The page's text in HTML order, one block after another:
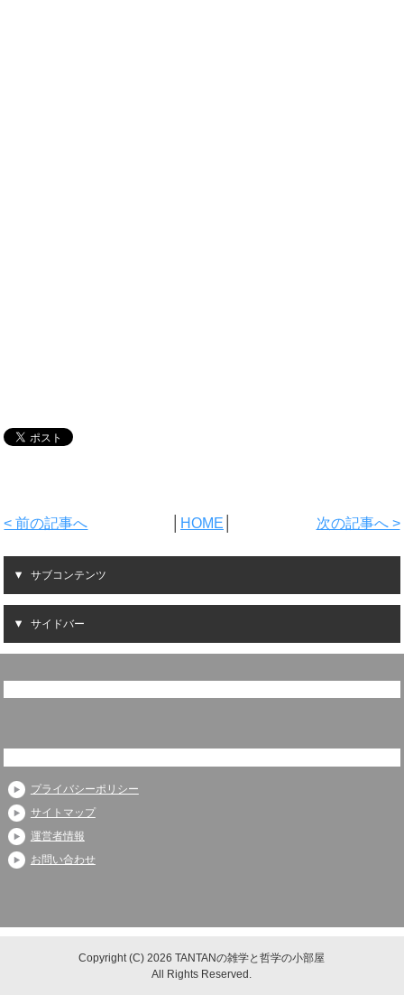
< 前の記事へ HOME 次の記事へ >
サブコンテンツ
サイドバー
プライバシーポリシー
サイトマップ
運営者情報
お問い合わせ
Copyright (C) 2026 TANTANの雑学と哲学の小部屋
All Rights Reserved.